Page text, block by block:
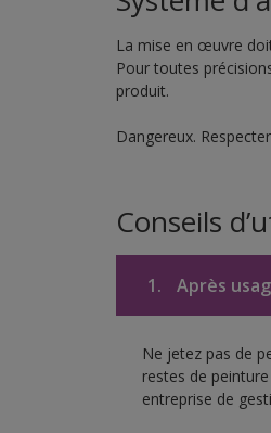
La mise en œuvre
Pour toutes
produit.
Dangereux.
Conseils
1. Après
Ne jetez pas de
restes de
entreprise de